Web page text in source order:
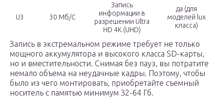
U3 30 Мб/С
Запись
информации в
разрешении Ultra
HD 4K (UHD)
да (для
моделей lux
класса)
Запись в экстремальном режиме требует не только
мощного аккумулятора и высокого класса SD-карты,
но и вместительности. Снимая без пауз, вы потратите
немало объема на неудачные кадры. Поэтому, чтобы
было из чего монтировать, приобретайте съемный
носитель с памятью минимум 32-64 Гб.